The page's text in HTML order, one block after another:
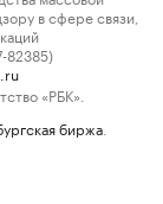
в сфере связи,
82385)
«РБК».
биржа